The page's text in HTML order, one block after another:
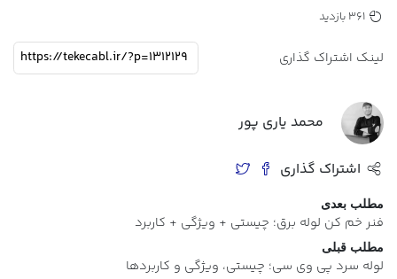
لینک اشتراک گذاری
محمد یاری پور
اشتراک گذاری
مطلب قبلی
لوله سرد پی وی سی؛ چیستی، ویژگی و کاربردها
مطلب بعدی
فنر خم کن لوله برق؛ چیستی + ویژگی + کاربرد